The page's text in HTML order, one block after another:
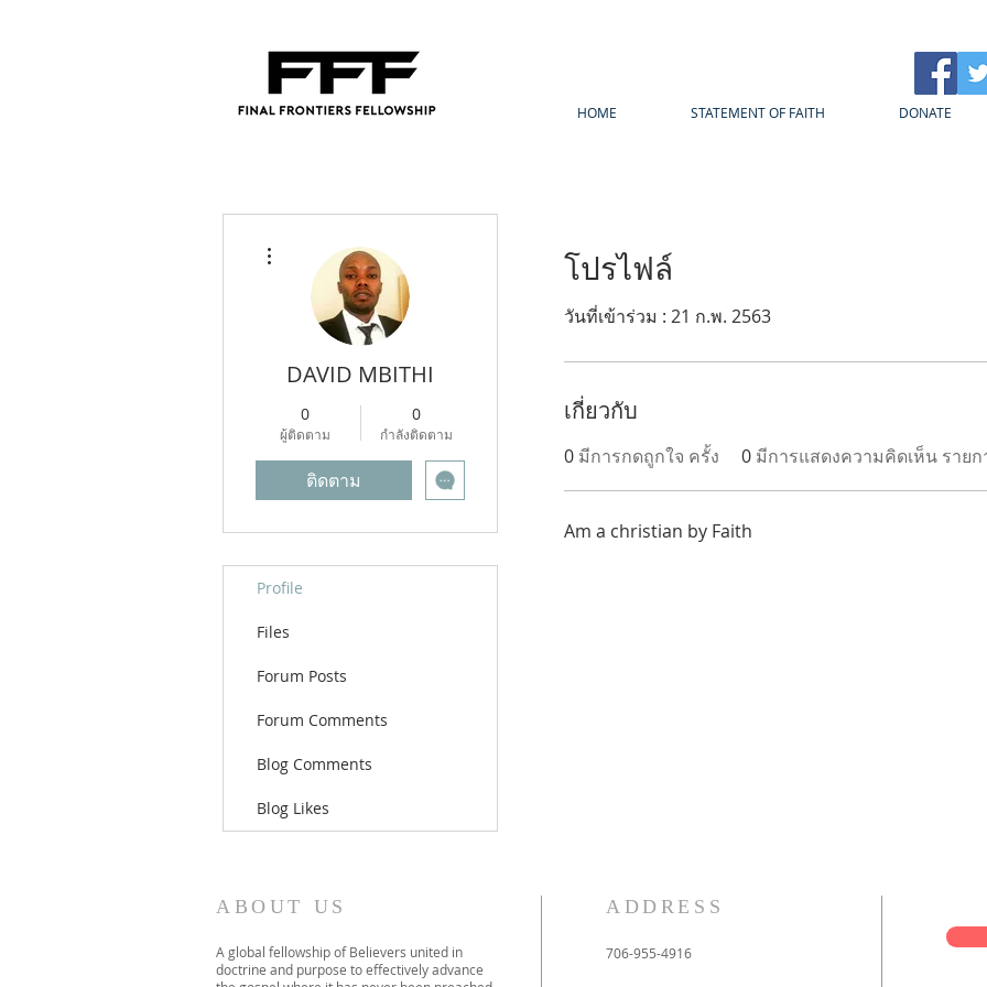
HOME STATEMENT OF FAITH DONATE
โปรไฟล์
วันที่เข้าร่วม : 21 ก.พ. 2563
เกี่ยวกับ
0 มีการกดถูกใจ ครั้ง 0 มีการแสดงความคิดเห็น รายก
Am a christian by Faith
DAVID MBITHI
0
ผู้ติดตาม
0
กำลังติดตาม
ติดตาม
Profile
Files
Forum Posts
Forum Comments
Blog Comments
Blog Likes
ABOUT US
A global fellowship of Believers united in
doctrine and purpose to effectively advance
ADDRESS
706-955-4916